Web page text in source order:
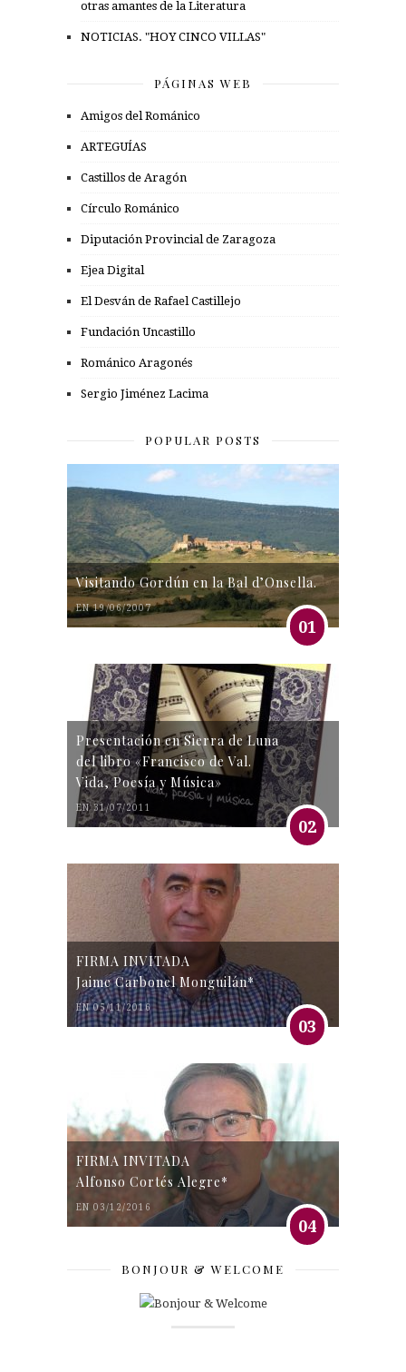
otras amantes de la Literatura
NOTICIAS. "HOY CINCO VILLAS"
PÁGINAS WEB
Amigos del Románico
ARTEGUÍAS
Castillos de Aragón
Círculo Románico
Diputación Provincial de Zaragoza
Ejea Digital
El Desván de Rafael Castillejo
Fundación Uncastillo
Románico Aragonés
Sergio Jiménez Lacima
POPULAR POSTS
Visitando Gordún en la Bal d’Onsella.
EN 19/06/2007
01
Presentación en Sierra de Luna
del libro «Francisco de Val.
Vida, Poesía y Música»
EN 31/07/2011
02
FIRMA INVITADA
Jaime Carbonel Monguilán*
EN 05/11/2016
03
FIRMA INVITADA
Alfonso Cortés Alegre*
EN 03/12/2016
04
BONJOUR & WELCOME